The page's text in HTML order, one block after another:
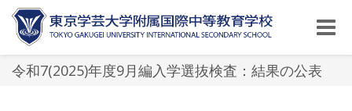
Toggle
令和7(2025)年度9月編入学選抜検査：結果の公表